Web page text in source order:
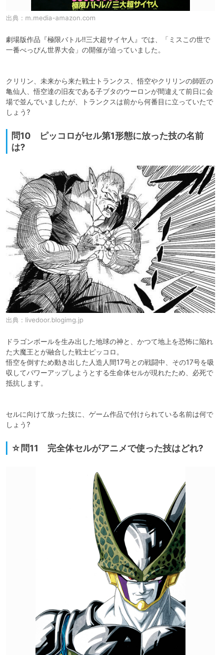
出典： m.media-amazon.com
劇場版作品『極限バトル!!三大超サイヤ人』では、「ミスこの世で
一番べっぴん世界大会」の開催が迫っていました。
クリリン、未来から来た戦士トランクス、悟空やクリリンの師匠の
亀仙人、悟空達の旧友である子ブタのウーロンが間違えて前日に会
場で並んでいましたが、トランクスは前から何番目に立っていたで
しょう?
問10 ピッコロがセル第1形態に放った技の名前
は?
出典： livedoor.blogimg.jp
ドラゴンボールを生み出した地球の神と、かつて地上を恐怖に陥れ
た大魔王とが融合した戦士ピッコロ。
悟空を倒すため動き出した人造人間17号との戦闘中、その17号を吸
収してパワーアップしようとする生命体セルが現れたため、必死で
抵抗します。
セルに向けて放った技に、ゲーム作品で付けられている名前は何で
しょう?
☆問11 完全体セルがアニメで使った技はどれ?